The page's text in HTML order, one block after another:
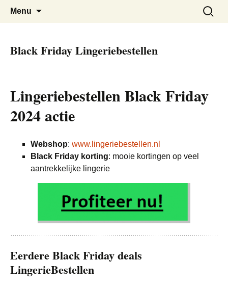
Black Friday Super SALE
De beste kortingen bij elkaar!
Menu
Zoeken
naar:
Black Friday Lingeriebestellen
Lingeriebestellen Black Friday
2024 actie
Webshop: www.lingeriebestellen.nl
Black Friday korting: mooie kortingen op veel
aantrekkelijke lingerie
Eerdere Black Friday deals
LingerieBestellen